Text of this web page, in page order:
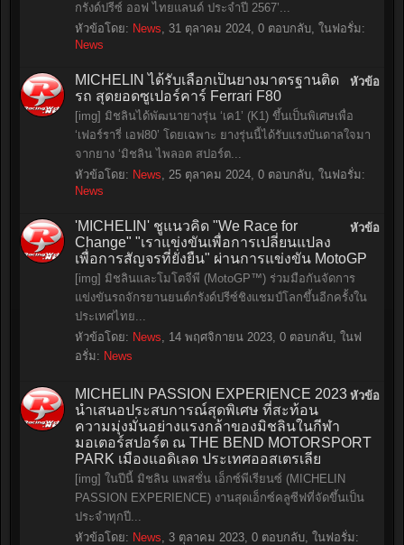
กรังด์ปรีซ์ ออฟ ไทยแลนด์ ประจำปี 2567’...
หัวข้อโดย: News, 31 ตุลาคม 2024, 0 ตอบกลับ, ในฟอรั่ม:
News
หัวข้อ
MICHELIN ได้รับเลือกเป็นยางมาตรฐานติด
รถ สุดยอดซูเปอร์คาร์ Ferrari F80
[img] มิชลินได้พัฒนายางรุ่น ‘เค1’ (K1) ขึ้นเป็นพิเศษเพื่อ
‘เฟอร์รารี่ เอฟ80’ โดยเฉพาะ ยางรุ่นนี้ได้รับแรงบันดาลใจมา
จากยาง ‘มิชลิน ไพลอต สปอร์ต...
หัวข้อโดย: News, 25 ตุลาคม 2024, 0 ตอบกลับ, ในฟอรั่ม:
News
หัวข้อ
'MICHELIN' ชูแนวคิด "We Race for
Change" "เราแข่งขันเพื่อการเปลี่ยนแปลง
เพื่อการสัญจรที่ยั่งยืน" ผ่านการแข่งขัน MotoGP
[img] มิชลินและโมโตจีพี (MotoGP™) ร่วมมือกันจัดการ
แข่งขันรถจักรยานยนต์กรังด์ปรีซ์ชิงแชมป์โลกขึ้นอีกครั้งใน
ประเทศไทย...
หัวข้อโดย: News, 14 พฤศจิกายน 2023, 0 ตอบกลับ, ในฟ
อรั่ม: News
หัวข้อ
MICHELIN PASSION EXPERIENCE 2023
นำเสนอประสบการณ์สุดพิเศษ ที่สะท้อน
ความมุ่งมั่นอย่างแรงกล้าของมิชลินในกีฬา
มอเตอร์สปอร์ต ณ THE BEND MOTORSPORT
PARK เมืองแอดิเลด ประเทศออสเตรเลีย
[img] ในปีนี้ มิชลิน แพสชั่น เอ็กซ์พีเรียนซ์ (MICHELIN
PASSION EXPERIENCE) งานสุดเอ็กซ์คลูซีฟที่จัดขึ้นเป็น
ประจำทุกปี...
หัวข้อโดย: News, 3 ตุลาคม 2023, 0 ตอบกลับ, ในฟอรั่ม: